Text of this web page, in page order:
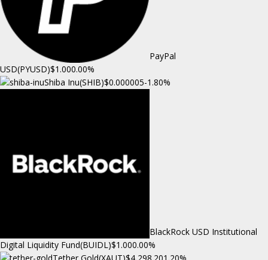
PayPal
USD(PYUSD)$1.000.00%
Shiba Inu(SHIB)$0.000005-1.80%
BlackRock USD Institutional
Digital Liquidity Fund(BUIDL)$1.000.00%